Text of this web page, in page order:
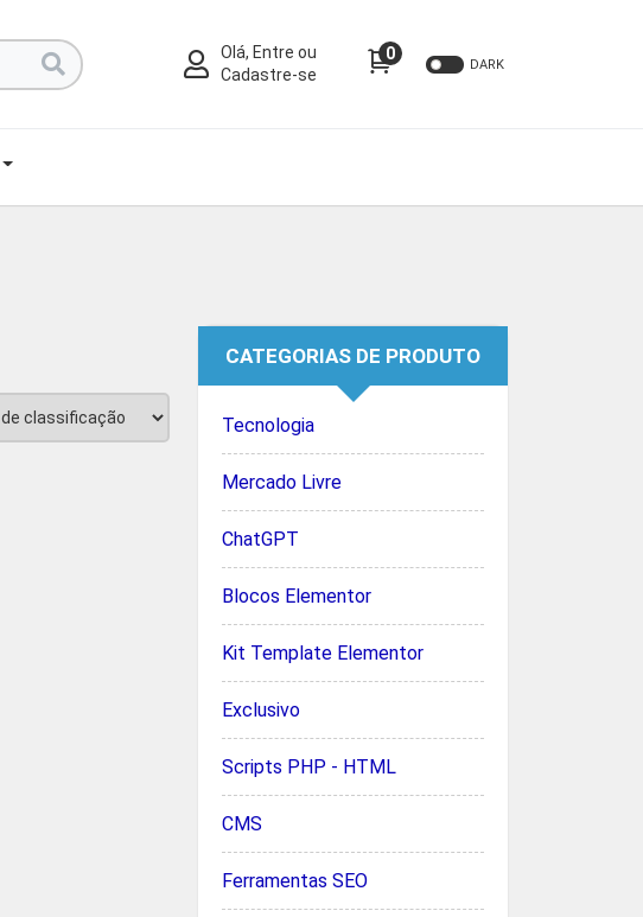
Olá, Entre ou
Cadastre-se
0
DARK
CATEGORIAS DE PRODUTO
Tecnologia
Mercado Livre
ChatGPT
Blocos Elementor
Kit Template Elementor
Exclusivo
Scripts PHP - HTML
CMS
Ferramentas SEO